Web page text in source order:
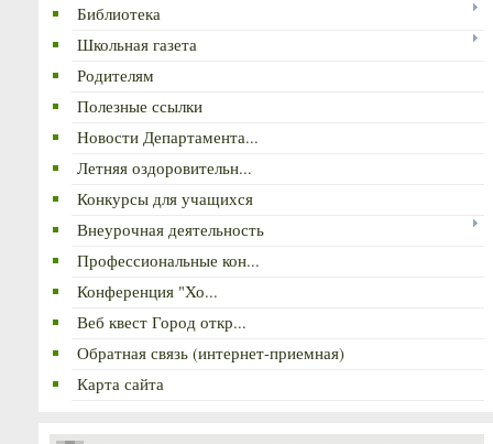
Библиотека
Школьная газета
Родителям
Полезные ссылки
Новости Департамента...
Летняя оздоровительн...
Конкурсы для учащихся
Внеурочная деятельность
Профессиональные кон...
Конференция "Хо...
Веб квест Город откр...
Обратная связь (интернет-приемная)
Карта сайта